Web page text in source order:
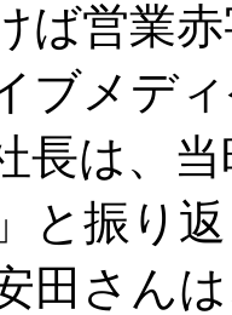
ば営業
ブメデ
長は、
と振り
田さん